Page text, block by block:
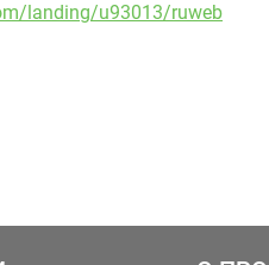
landing/u93013/ruweb